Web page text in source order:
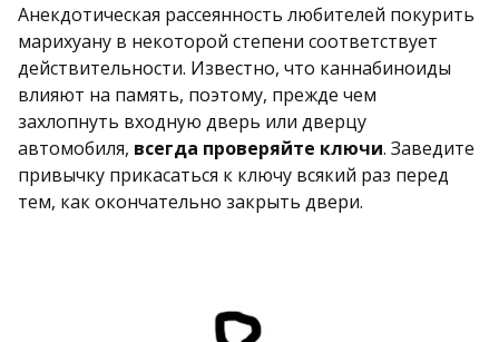
Анекдотическая рассеянность любителей покурить
марихуану в некоторой степени соответствует
действительности. Известно, что каннабиноиды
влияют на память, поэтому, прежде чем
захлопнуть входную дверь или дверцу
автомобиля, всегда проверяйте ключи. Заведите
привычку прикасаться к ключу всякий раз перед
тем, как окончательно закрыть двери.